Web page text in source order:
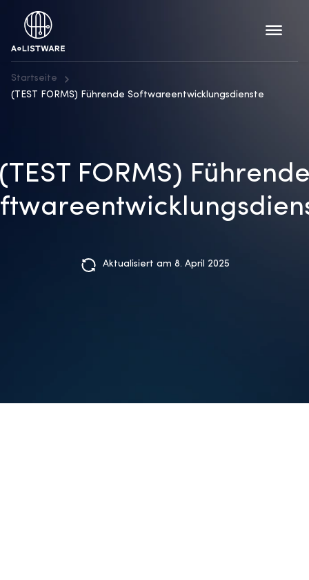
Startseite
(TEST FORMS) Führende Softwareentwicklungsdienste
FORMS)
Aktualisiert am 8. April 2025